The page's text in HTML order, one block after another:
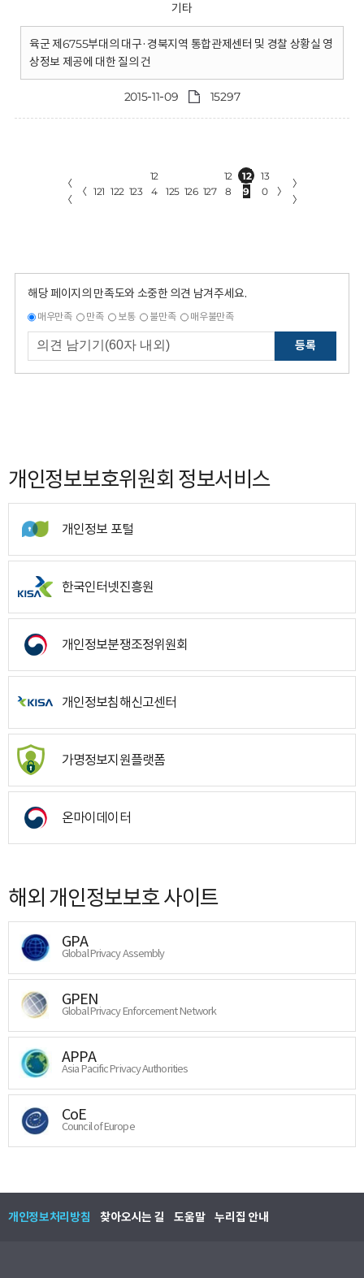
기타
육군 제6755부대의 대구·경북지역 통합관제센터 및 경찰 상황실 영
상정보 제공에 대한 질의 건
2015-11-09 15297
〈
〈
〈 121 122 123
12
4
125 126 127
12
8
12
9
13
0
〉
〉
〉
해당 페이지의 만족도와 소중한 의견 남겨주세요.
매우만족 만족 보통 불만족 매우불만족
등록
개인정보보호위원회 정보서비스
개인정보 포털
한국인터넷진흥원
개인정보분쟁조정위원회
개인정보침해신고센터
가명정보지원플랫폼
온마이데이터
해외 개인정보보호 사이트
GPA
Global Privacy Assembly
GPEN
Global Privacy Enforcement Network
APPA
Asia Pacific Privacy Authorities
CoE
Council of Europe
개인정보처리방침 찾아오시는 길 도움말 누리집 안내